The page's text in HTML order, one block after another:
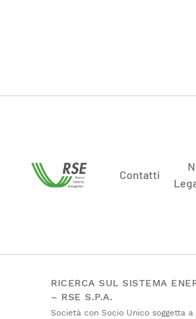
Contatti
RICERCA SUL SISTEMA
– RSE S.P.A.
Società con Socio Unico soggetta a